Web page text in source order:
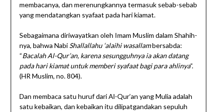
membacanya, dan merenungkannya termasuk sebab-sebab
yang mendatangkan syafaat pada hari kiamat.
Sebagaimana diriwayatkan oleh Imam Muslim dalam Shahih-
nya, bahwa Nabi Shallallahu ‘alaihi wasallambersabda:
“Bacalah Al-Qur’an, karena sesungguhnya ia akan datang
pada hari kiamat untuk memberi syafaat bagi para ahlinya”.
(HR Muslim, no. 804).
Dan membaca satu huruf dari Al-Qur’an yang Mulia adalah
satu kebaikan, dan kebaikan itu dilipatgandakan sepuluh